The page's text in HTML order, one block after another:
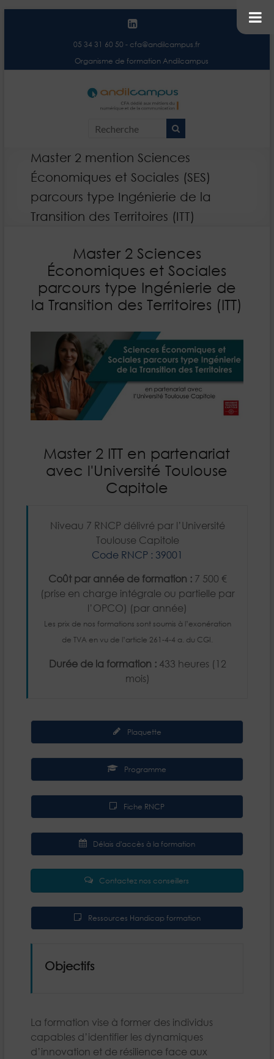
05 34 31 60 50 - cfa@andilcampus.fr
Organisme de formation Andilcampus
Master 2 mention Sciences
Économiques et Sociales (SES)
parcours type Ingénierie de la
Transition des Territoires (ITT)
Master 2 Sciences
Économiques et Sociales
parcours type Ingénierie de
la Transition des Territoires (ITT)
Master 2 ITT en partenariat
avec l'Université Toulouse
Capitole
Niveau 7 RNCP délivré par l’Université
Toulouse Capitole
Code RNCP : 39001
Coût par année de formation :7 500 €
(prise en charge intégrale ou partielle par
l’OPCO) (par année)
Les prix de nos formations sont soumis à l’exonération
de TVA en vu de l’article 261-4-4 a. du CGI.
Durée de la formation : 433 heures (12
mois)
Plaquette
Programme
Fiche RNCP
Délais d'accès à la formation
Contactez nos conseillers
Ressources Handicap formation
Objectifs
La formation vise à former des individus
capables d’identifier les dynamiques
d’innovation et de résilience face aux